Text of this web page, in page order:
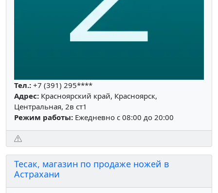
Тел.: +7 (391) 295****
Адрес: Красноярский край, Красноярск,
Центральная, 2в ст1
Режим работы: Ежедневно с 08:00 до 20:00
Тесак, магазин по продаже ножей в
Астрахани